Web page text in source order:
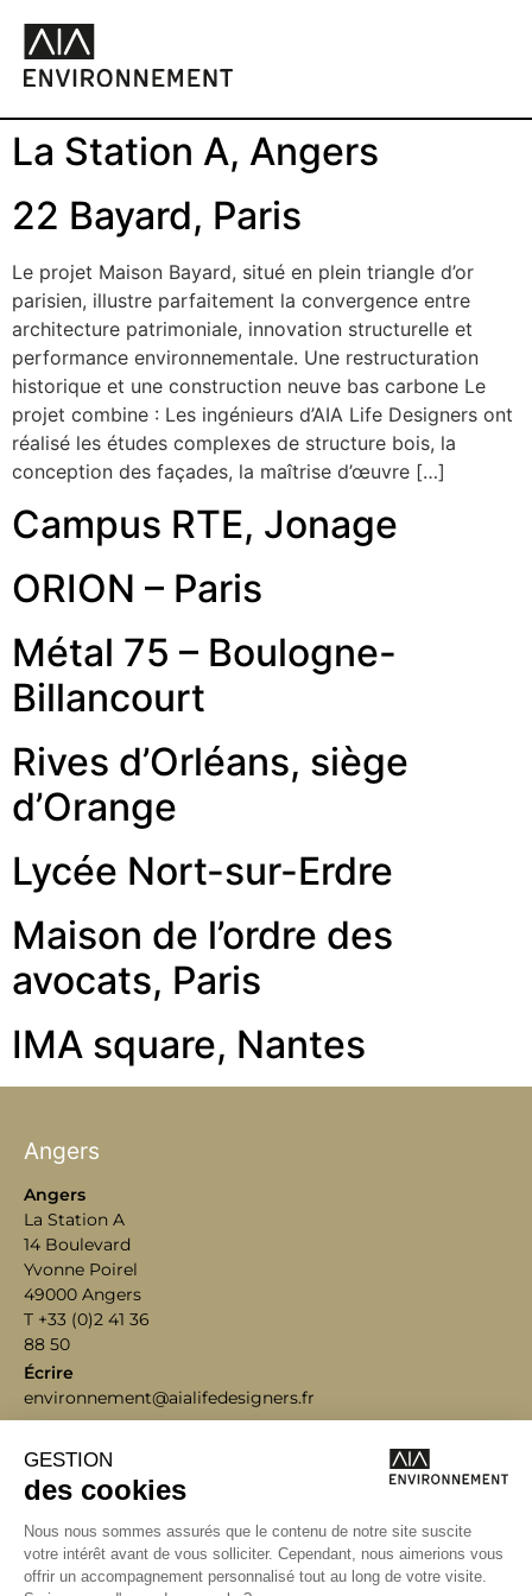
La Station A, Angers
22 Bayard, Paris
Le projet Maison Bayard, situé en plein triangle d’or
parisien, illustre parfaitement la convergence entre
architecture patrimoniale, innovation structurelle et
performance environnementale. Une restructuration
historique et une construction neuve bas carbone Le
projet combine : Les ingénieurs d’AIA Life Designers ont
réalisé les études complexes de structure bois, la
conception des façades, la maîtrise d’œuvre […]
Campus RTE, Jonage
ORION – Paris
Métal 75 – Boulogne-
Billancourt
Rives d’Orléans, siège
d’Orange
Lycée Nort-sur-Erdre
Maison de l’ordre des
avocats, Paris
IMA square, Nantes
Angers
Bordeaux
Lyon
Marseille
Angers
La Station A
14 Boulevard
Yvonne Poirel
49000 Angers
T +33 (0)2 41 36
88 50
Écrire
environnement@aialifedesigners.fr